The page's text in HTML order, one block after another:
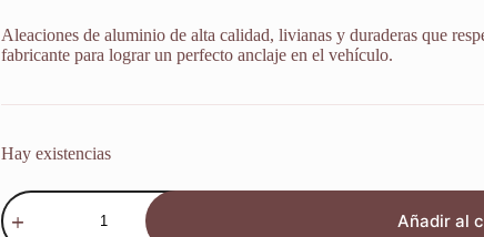
Aleaciones de aluminio de alta calidad, livianas y duraderas que
fabricante para lograr un perfecto anclaje en el vehículo.
Hay existencias
Refuerzo
Protector
Añadir al